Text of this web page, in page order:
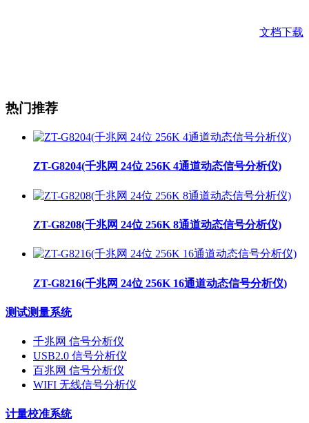
文档下载
热门推荐
ZT-G8204(千兆网 24位 256K 4通道动态信号分析仪)
ZT-G8208(千兆网 24位 256K 8通道动态信号分析仪)
ZT-G8216(千兆网 24位 256K 16通道动态信号分析仪)
测试测量系统
千兆网 信号分析仪
USB2.0 信号分析仪
百兆网 信号分析仪
WIFI 无线信号分析仪
计量校准系统